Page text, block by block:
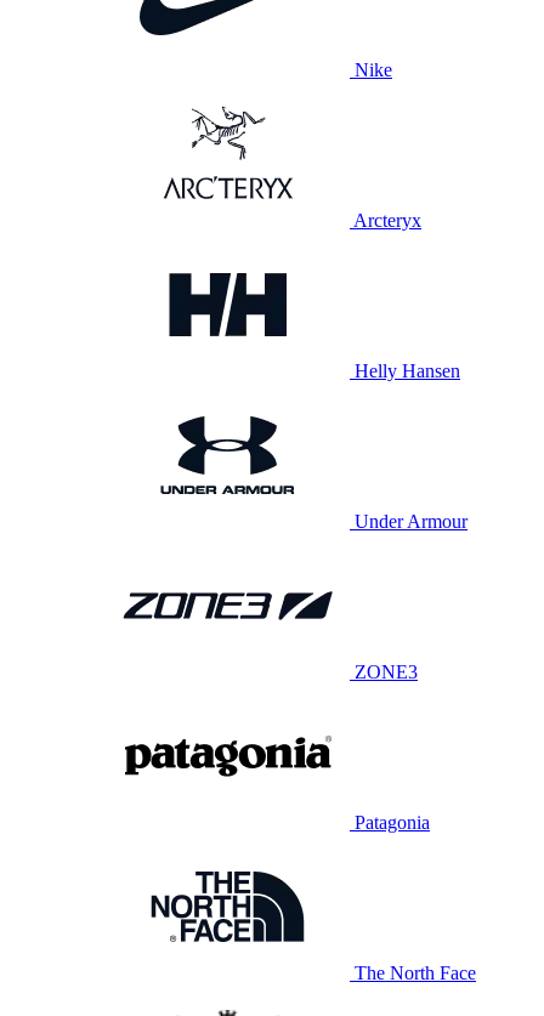
Nike
Arcteryx
Helly Hansen
Under Armour
ZONE3
Patagonia
The North Face